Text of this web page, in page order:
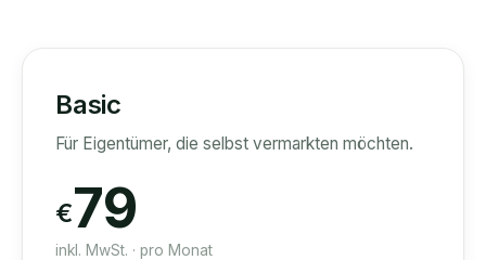
Basic
Für Eigentümer, die selbst vermarkten möchten.
€79
inkl. MwSt. · pro Monat